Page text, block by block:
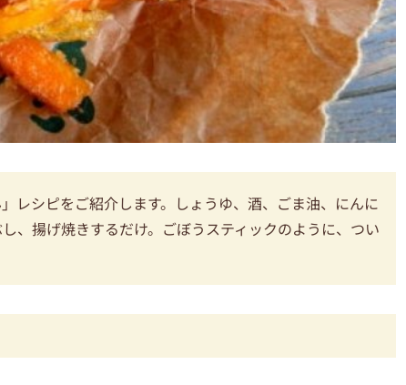
レシピをご紹介します。しょうゆ、酒、ごま油、にんに
、揚げ焼きするだけ。ごぼうスティックのように、つい